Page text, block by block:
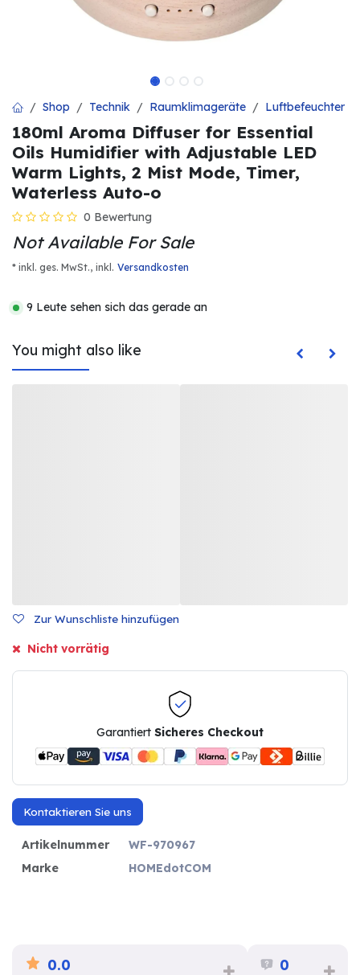
Shop Technik Raumklimageräte Luftbefeuchter
180ml Aroma Diffuser for Essential
Oils Humidifier with Adjustable LED
Warm Lights, 2 Mist Mode, Timer,
Waterless Auto-o
0 Bewertung
Not Available For Sale
* inkl. ges. MwSt., inkl. Versandkosten
9 Leute sehen sich das gerade an
You might also like
Zur Wunschliste hinzufügen
Nicht vorrätig
Garantiert Sicheres Checkout
Kontaktieren Sie uns
Artikelnummer
WF-970967
Marke
HOMEdotCOM
0.0 0